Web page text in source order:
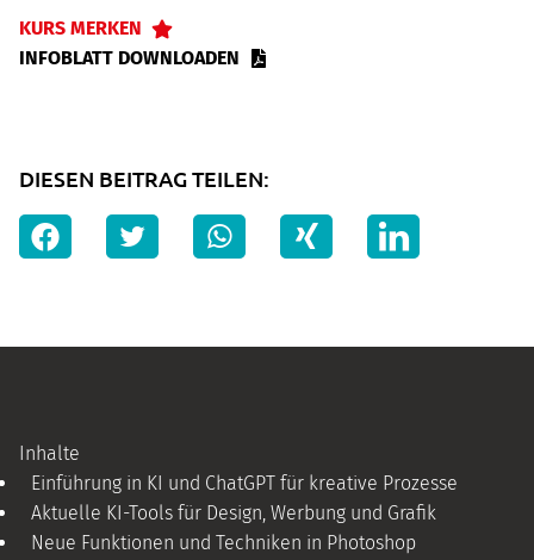
KURS MERKEN
INFOBLATT DOWNLOADEN
DIESEN BEITRAG TEILEN:
Inhalte
Einführung in KI und ChatGPT für kreative Prozesse
Aktuelle KI-Tools für Design, Werbung und Grafik
Neue Funktionen und Techniken in Photoshop